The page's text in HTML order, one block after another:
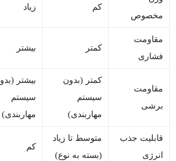
مخصوص
کم زیاد
مقاومت
فشاری
کمتر بیشتر
مقاومت
برشی
کمتر (بدون
سیستم
مهاربندی)
بیشتر
سیستم
مهاربندی)
قابلیت جذب
انرژی
متوسط تا زیاد
(بسته به نوع)
کم